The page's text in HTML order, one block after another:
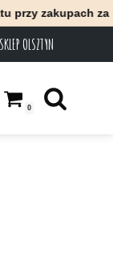
za
SKLEP OLSZTYN
0